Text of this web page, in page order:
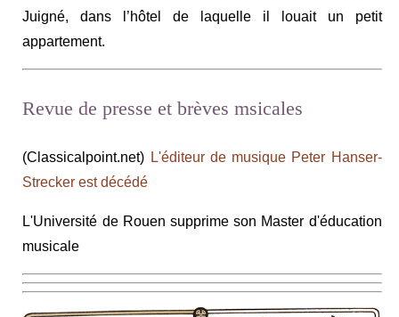
Juigné, dans l’hôtel de laquelle il louait un petit
appartement.
Revue de presse et brèves msicales
(Classicalpoint.net) L'éditeur de musique Peter Hanser-
Strecker est décédé
L'Université de Rouen supprime son Master d'éducation
musicale